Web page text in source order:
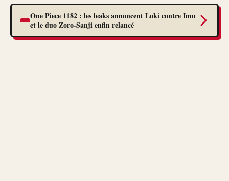
One Piece 1182 : les leaks annoncent Loki contre Imu
et le duo Zoro-Sanji enfin relancé